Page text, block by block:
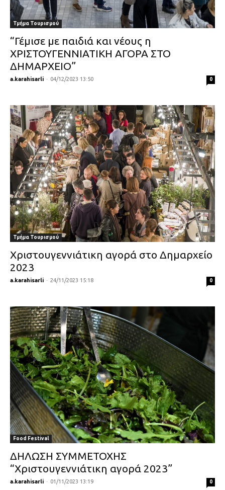
Τμήμα Τουρισμού
“Γέμισε με παιδιά και νέους η
ΧΡΙΣΤΟΥΓΕΝΝΙΑΤΙΚΗ ΑΓΟΡΑ ΣΤΟ
ΔΗΜΑΡΧΕΙΟ”
a.karahisarli - 04/12/2023 13:50 0
Τμήμα Τουρισμού
Χριστουγεννιάτικη αγορά στο Δημαρχείο
2023
a.karahisarli - 24/11/2023 15:18 0
Food Festival
ΔΗΛΩΣΗ ΣΥΜΜΕΤΟΧΗΣ
“Χριστουγεννιάτικη αγορά 2023”
a.karahisarli - 01/11/2023 13:19 0